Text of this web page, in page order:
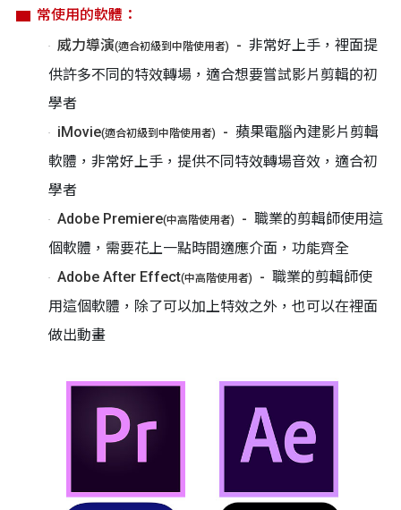
常使用的軟體：
威力導演(適合初級到中階使用者)
非常好上手，裡面提
供許多不同的特效轉場，適合想要嘗試影片剪輯的初
學者
iMovie(適合初級到中階使用者)
蘋果電腦內建影片剪輯
軟體，非常好上手，提供不同特效轉場音效，適合初
學者
Adobe Premiere(中高階使用者)
職業的剪輯師使用這
個軟體，需要花上一點時間適應介面，功能齊全
Adobe After Effect(中高階使用者)
職業的剪輯師使
用這個軟體，除了可以加上特效之外，也可以在裡面
做出動畫